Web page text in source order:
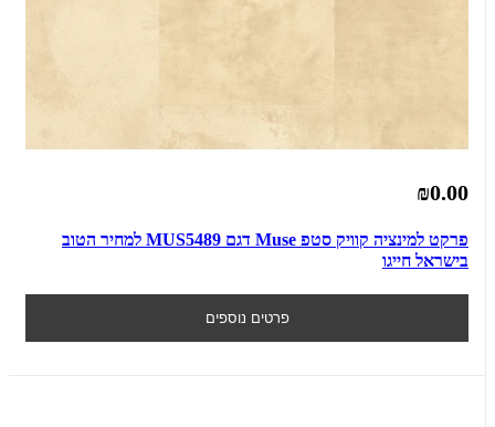
₪0.00
פרקט למינציה קוויק סטפ Muse דגם MUS5489 למחיר הטוב
בישראל חייגו
פרטים נוספים